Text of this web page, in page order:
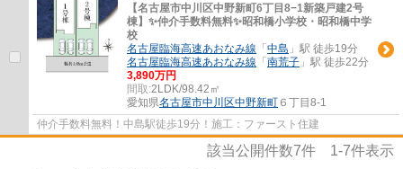
【名古屋市中川区中野新町6丁目8−1新築戸建2号
棟】✨️仲介手数料無料✨️昭和橋小学校・昭和橋中学
校
名古屋臨海高速あおなみ線 「 中島 」駅 徒歩19分
名古屋臨海高速あおなみ線 「 南荒子 」駅 徒歩22分
3,890万円
間取:2LDK/98.42㎡
愛知県名古屋市中川区中野新町 ６丁目8-1
仲介手数料無料！中島駅徒歩19分！施工：ファースト住建
該当公開件数7件 1-7件表示